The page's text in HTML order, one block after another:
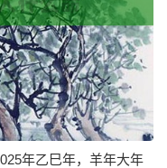
年乙巳年，羊年大年